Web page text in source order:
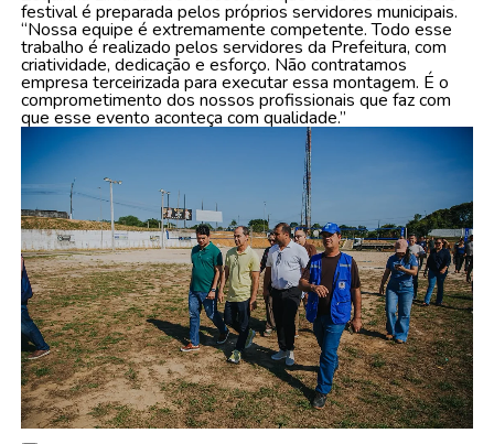
festival é preparada pelos próprios servidores municipais.
“Nossa equipe é extremamente competente. Todo esse
trabalho é realizado pelos servidores da Prefeitura, com
criatividade, dedicação e esforço. Não contratamos
empresa terceirizada para executar essa montagem. É o
comprometimento dos nossos profissionais que faz com
que esse evento aconteça com qualidade.”